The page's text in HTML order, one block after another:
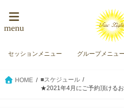
menu
セッションメニュー グループメニュー
HOME
■スケジュール
★2021年4月にご予約頂ける